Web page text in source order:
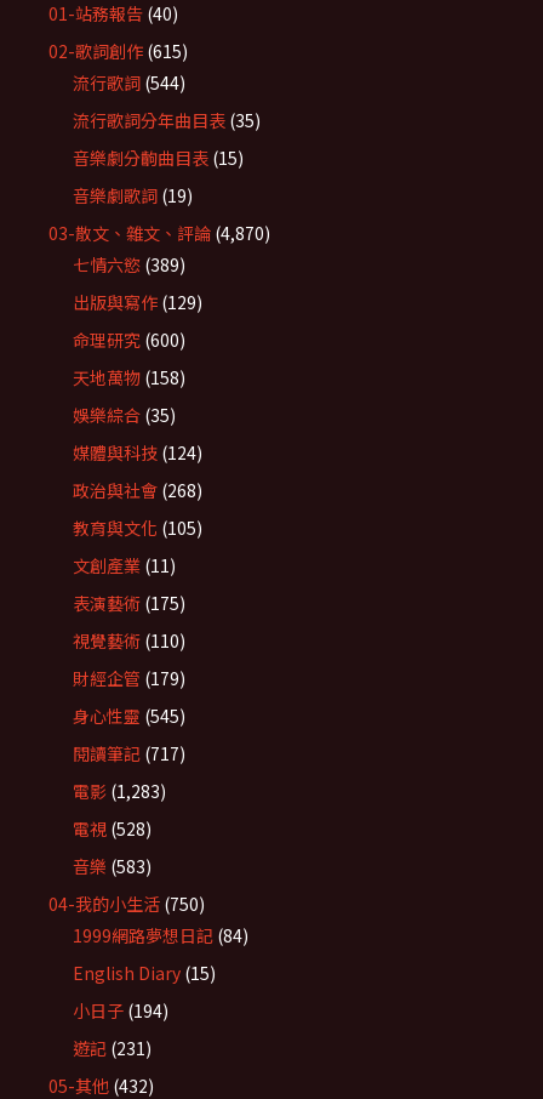
01-站務報告 (40)
02-歌詞創作 (615)
流行歌詞 (544)
流行歌詞分年曲目表 (35)
音樂劇分齣曲目表 (15)
音樂劇歌詞 (19)
03-散文、雜文、評論 (4,870)
七情六慾 (389)
出版與寫作 (129)
命理研究 (600)
天地萬物 (158)
娛樂綜合 (35)
媒體與科技 (124)
政治與社會 (268)
教育與文化 (105)
文創產業 (11)
表演藝術 (175)
視覺藝術 (110)
財經企管 (179)
身心性靈 (545)
閱讀筆記 (717)
電影 (1,283)
電視 (528)
音樂 (583)
04-我的小生活 (750)
1999網路夢想日記 (84)
English Diary (15)
小日子 (194)
遊記 (231)
05-其他 (432)